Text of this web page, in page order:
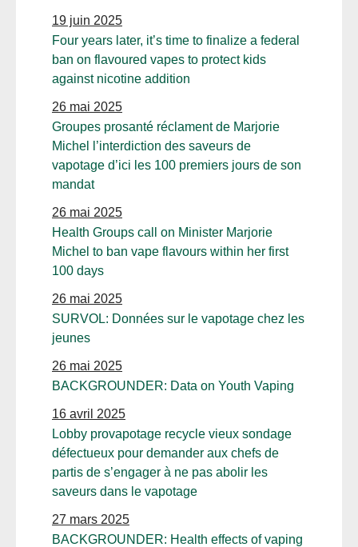
19 juin 2025
Four years later, it’s time to finalize a federal
ban on flavoured vapes to protect kids
against nicotine addition
26 mai 2025
Groupes prosanté réclament de Marjorie
Michel l’interdiction des saveurs de
vapotage d’ici les 100 premiers jours de son
mandat
26 mai 2025
Health Groups call on Minister Marjorie
Michel to ban vape flavours within her first
100 days
26 mai 2025
SURVOL: Données sur le vapotage chez les
jeunes
26 mai 2025
BACKGROUNDER: Data on Youth Vaping
16 avril 2025
Lobby provapotage recycle vieux sondage
défectueux pour demander aux chefs de
partis de s’engager à ne pas abolir les
saveurs dans le vapotage
27 mars 2025
BACKGROUNDER: Health effects of vaping